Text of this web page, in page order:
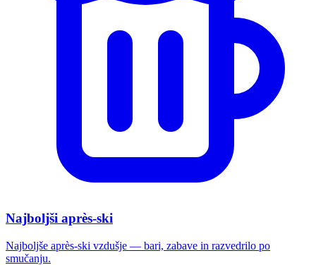
Najboljši après-ski
Najboljše après-ski vzdušje — bari, zabave in razvedrilo po
smučanju.